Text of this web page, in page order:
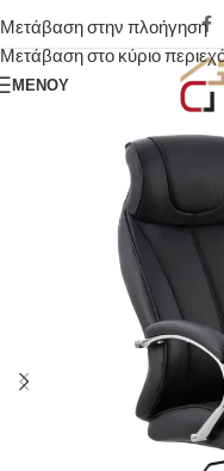
Μετάβαση στην πλοήγηση
Μετάβαση στο κύριο
ΜΕΝΟΎ